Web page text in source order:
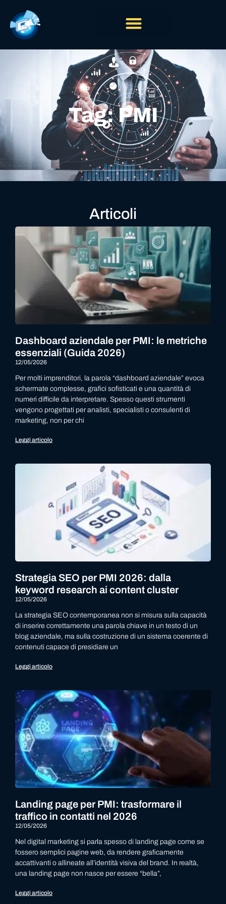
Tag: PMI
Articoli
Dashboard aziendale per PMI: le metriche
essenziali (Guida 2026)
12/05/2026
Per molti imprenditori, la parola “dashboard aziendale” evoca
schermate complesse, grafici sofisticati e una quantità di
numeri difficile da interpretare. Spesso questi strumenti
vengono progettati per analisti, specialisti o consulenti di
marketing, non per chi
Leggi articolo
Strategia SEO per PMI 2026: dalla
keyword research ai content cluster
12/05/2026
La strategia SEO contemporanea non si misura sulla capacità
di inserire correttamente una parola chiave in un testo di un
blog aziendale, ma sulla costruzione di un sistema coerente di
contenuti capace di presidiare un
Leggi articolo
Landing page per PMI: trasformare il
traffico in contatti nel 2026
12/05/2026
Nel digital marketing si parla spesso di landing page come se
fossero semplici pagine web, da rendere graficamente
accattivanti o allineate all’identità visiva del brand. In realtà,
una landing page non nasce per essere “bella”,
Leggi articolo